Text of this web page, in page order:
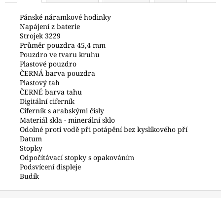
Pánské náramkové hodinky
Napájení z baterie
Strojek 3229
Průměr pouzdra 45,4 mm
Pouzdro ve tvaru kruhu
Plastové pouzdro
ČERNÁ barva pouzdra
Plastový tah
ČERNÉ barva tahu
Digitální ciferník
Ciferník s arabskými čísly
Materiál skla - minerální sklo
Odolné proti vodě při potápění bez kyslíkového pří
Datum
Stopky
Odpočítávací stopky s opakováním
Podsvícení displeje
Budík
j
HODINKY
ORIENT
LUG1C001BH
500
Kč